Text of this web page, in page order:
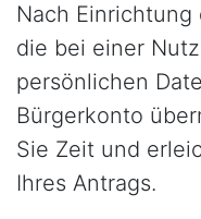
Nach
die bei einer
persönlichen
Bürgerkonto
Sie Zeit und
Ihres Antrags.